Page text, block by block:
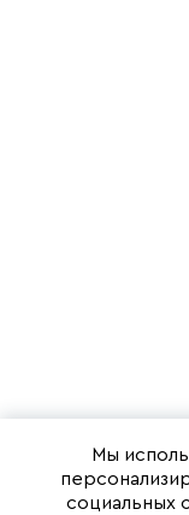
Мы
социальных